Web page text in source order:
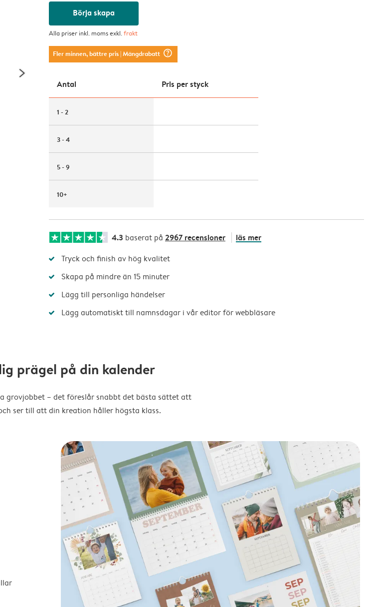
Börja skapa
Alla priser inkl. moms exkl.frakt
Fler minnen, bättre pris| Mängdrabatt question_mark_circle
Antal Pris per styck
1 - 2
3 - 4
5 - 9
10+
4.3 baserat på 2967 recensioner läs mer
Tryck och finish av hög kvalitet
Skapa på mindre än 15 minuter
Lägg till personliga händelser
Lägg automatiskt till namnsdagar i vår editor för webbläsare
prägel på din kalender
grovjobbet – det föreslår snabbt det bästa sättet att
ser till att din kreation håller högsta klass.